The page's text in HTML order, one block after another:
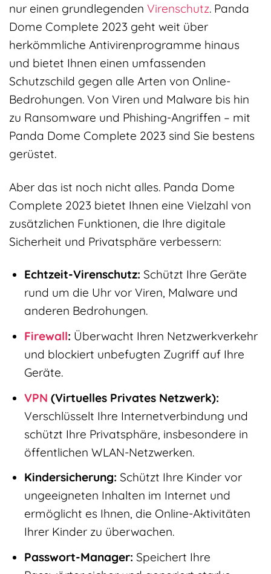
nur einen grundlegenden Virenschutz. Panda
Dome Complete 2023 geht weit über
herkömmliche Antivirenprogramme hinaus
und bietet Ihnen einen umfassenden
Schutzschild gegen alle Arten von Online-
Bedrohungen. Von Viren und Malware bis hin
zu Ransomware und Phishing-Angriffen – mit
Panda Dome Complete 2023 sind Sie bestens
gerüstet.
Aber das ist noch nicht alles. Panda Dome
Complete 2023 bietet Ihnen eine Vielzahl von
zusätzlichen Funktionen, die Ihre digitale
Sicherheit und Privatsphäre verbessern:
Echtzeit-Virenschutz: Schützt Ihre Geräte
rund um die Uhr vor Viren, Malware und
anderen Bedrohungen.
Firewall: Überwacht Ihren Netzwerkverkehr
und blockiert unbefugten Zugriff auf Ihre
Geräte.
VPN (Virtuelles Privates Netzwerk):
Verschlüsselt Ihre Internetverbindung und
schützt Ihre Privatsphäre, insbesondere in
öffentlichen WLAN-Netzwerken.
Kindersicherung: Schützt Ihre Kinder vor
ungeeigneten Inhalten im Internet und
ermöglicht es Ihnen, die Online-Aktivitäten
Ihrer Kinder zu überwachen.
Passwort-Manager: Speichert Ihre